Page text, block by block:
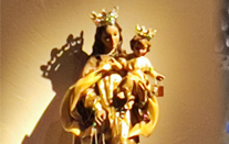
contenido